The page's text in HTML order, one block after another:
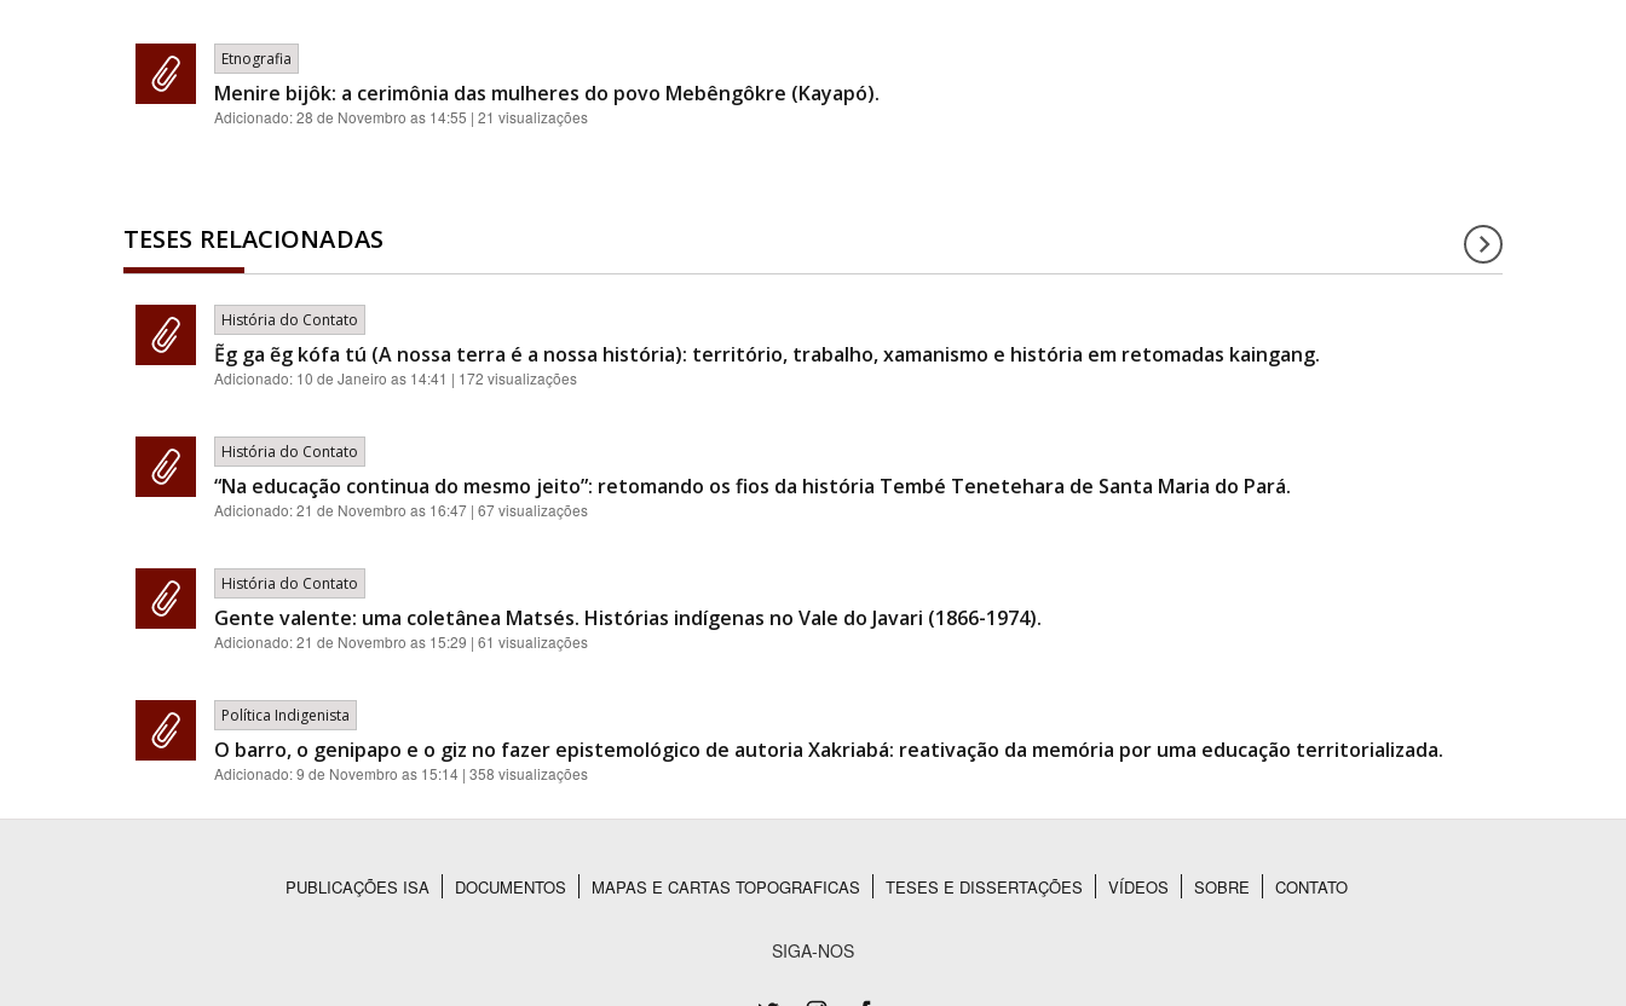
Etnografia
Menire bijôk: a cerimônia das mulheres do povo Mebêngôkre (Kayapó).
Adicionado:28 de Novembro as 14:55 | 21 visualizações
TESES RELACIONADAS
História do Contato
Ẽg ga ẽg kófa tú (A nossa terra é a nossa história): território, trabalho, xamanismo e história em retomadas kaingang.
Adicionado: 10 de Janeiro as 14:41 | 172 visualizações
História do Contato
“Na educação continua do mesmo jeito”: retomando os fios da história Tembé Tenetehara de Santa Maria do Pará.
Adicionado:21 de Novembro as 16:47 | 67 visualizações
História do Contato
Gente valente: uma coletânea Matsés. Histórias indígenas no Vale do Javari (1866-1974).
Adicionado:21 de Novembro as 15:29 | 61 visualizações
Política Indigenista
O barro, o genipapo e o giz no fazer epistemológico de autoria Xakriabá: reativação da memória por uma educação territorializada.
Adicionado:9 de Novembro as 15:14 | 358 visualizações
PUBLICAÇÕES ISA DOCUMENTOS MAPAS E CARTAS TOPOGRAFICAS TESES E DISSERTAÇÕES VÍDEOS SOBRE CONTATO
SIGA-NOS